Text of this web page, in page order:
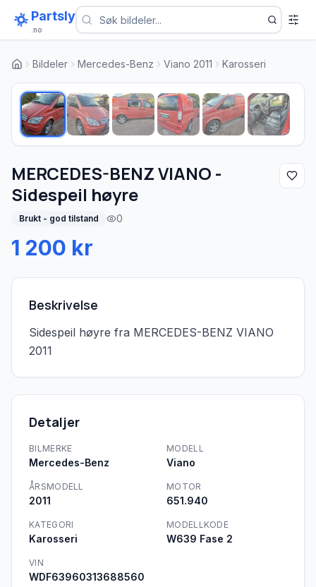
Partsly
.no
Bildeler Mercedes-Benz Viano 2011 Karosseri
MERCEDES-BENZ VIANO -
Sidespeil høyre
Brukt - god tilstand 0
1 200 kr
Beskrivelse
Sidespeil høyre fra MERCEDES-BENZ VIANO
2011
Detaljer
BILMERKE
Mercedes-Benz
MODELL
Viano
ÅRSMODELL
2011
MOTOR
651.940
KATEGORI
Karosseri
MODELLKODE
W639 Fase 2
VIN
WDF63960313688560